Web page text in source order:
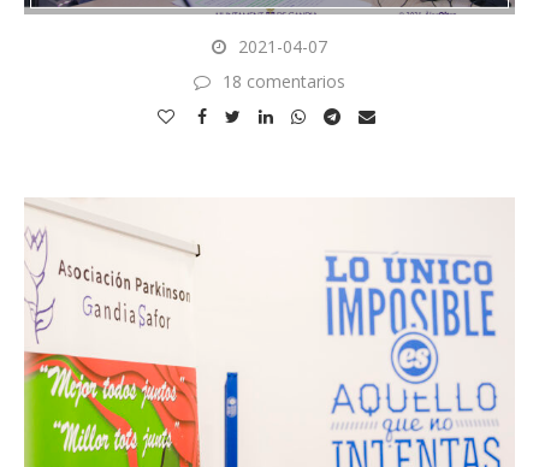
2021-04-07
18 comentarios